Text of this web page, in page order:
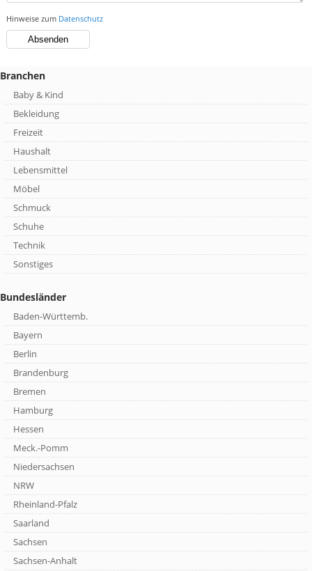
Hinweise zum Datenschutz
Branchen
Baby & Kind
Bekleidung
Freizeit
Haushalt
Lebensmittel
Möbel
Schmuck
Schuhe
Technik
Sonstiges
Bundesländer
Baden-Württemb.
Bayern
Berlin
Brandenburg
Bremen
Hamburg
Hessen
Meck.-Pomm
Niedersachsen
NRW
Rheinland-Pfalz
Saarland
Sachsen
Sachsen-Anhalt